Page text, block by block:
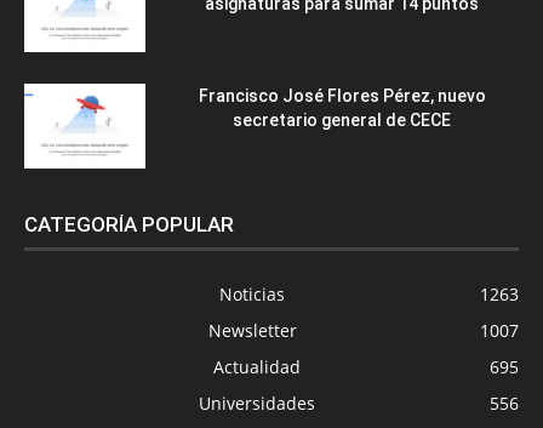
Francisco José Flores Pérez, nuevo
secretario general de CECE
CATEGORÍA POPULAR
Noticias
1263
Newsletter
1007
Actualidad
695
Universidades
556